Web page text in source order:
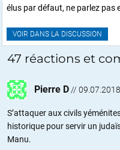
élus par défaut, ne parlez pas
VOIR DANS LA DISCUSSION
47 réactions et
Pierre D //
S’attaquer aux civils
historique pour servir un
Manu.